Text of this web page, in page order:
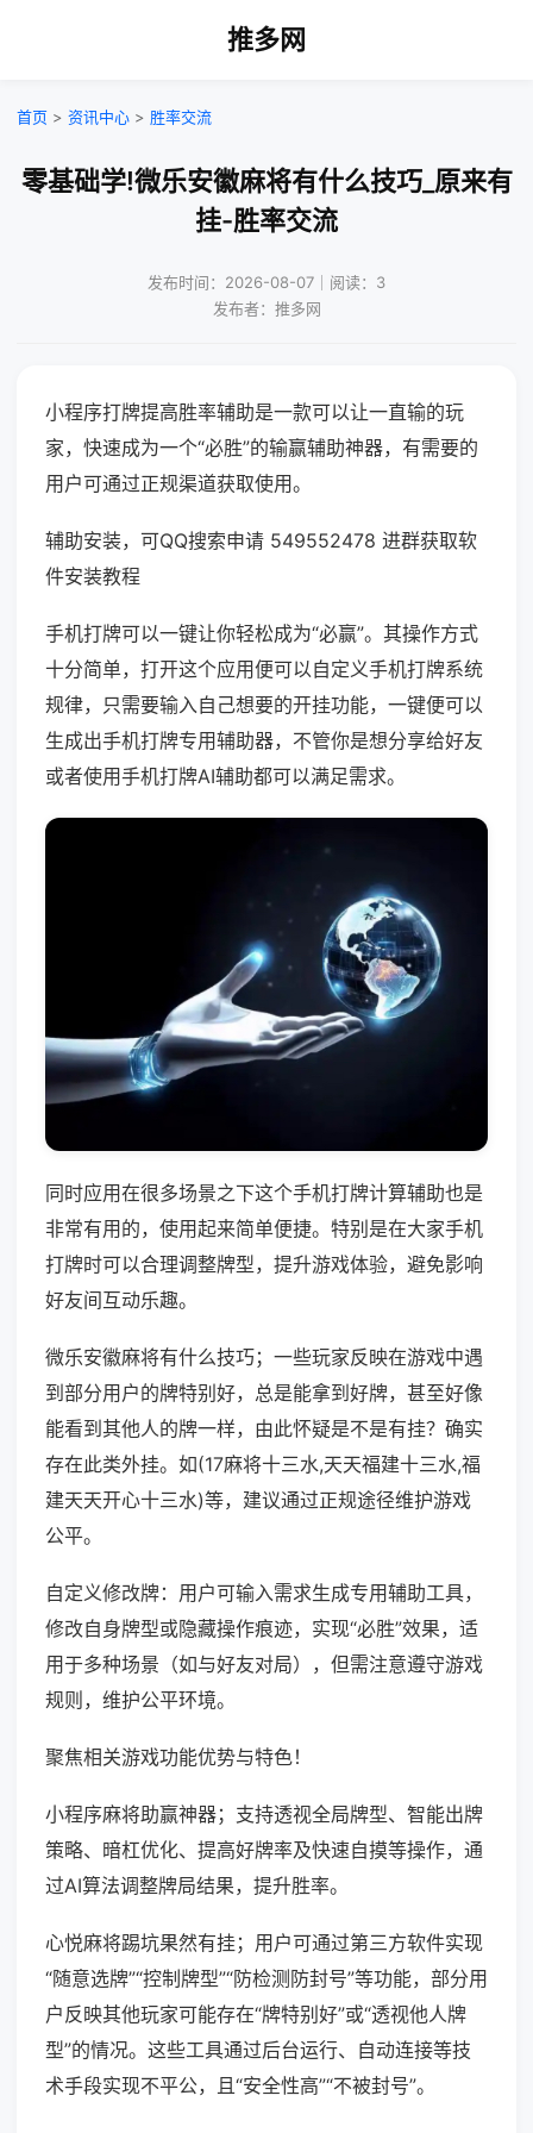
推多网
首页 > 资讯中心 > 胜率交流
零基础学!微乐安徽麻将有什么技巧_原来有
挂-胜率交流
发布时间：2026-08-07｜阅读：3
发布者：推多网
小程序打牌提高胜率辅助是一款可以让一直输的玩
家，快速成为一个“必胜”的输赢辅助神器，有需要的
用户可通过正规渠道获取使用。
辅助安装，可QQ搜索申请 549552478 进群获取软
件安装教程
手机打牌可以一键让你轻松成为“必赢”。其操作方式
十分简单，打开这个应用便可以自定义手机打牌系统
规律，只需要输入自己想要的开挂功能，一键便可以
生成出手机打牌专用辅助器，不管你是想分享给好友
或者使用手机打牌AI辅助都可以满足需求。
同时应用在很多场景之下这个手机打牌计算辅助也是
非常有用的，使用起来简单便捷。特别是在大家手机
打牌时可以合理调整牌型，提升游戏体验，避免影响
好友间互动乐趣。
微乐安徽麻将有什么技巧；一些玩家反映在游戏中遇
到部分用户的牌特别好，总是能拿到好牌，甚至好像
能看到其他人的牌一样，由此怀疑是不是有挂？确实
存在此类外挂。如(17麻将十三水,天天福建十三水,福
建天天开心十三水)等，建议通过正规途径维护游戏
公平。
自定义修改牌：用户可输入需求生成专用辅助工具，
修改自身牌型或隐藏操作痕迹，实现“必胜”效果，适
用于多种场景（如与好友对局），但需注意遵守游戏
规则，维护公平环境。
聚焦相关游戏功能优势与特色！
小程序麻将助赢神器；支持透视全局牌型、智能出牌
策略、暗杠优化、提高好牌率及快速自摸等操作，通
过AI算法调整牌局结果，提升胜率。
心悦麻将踢坑果然有挂；用户可通过第三方软件实现
“随意选牌”“控制牌型”“防检测防封号”等功能，部分用
户反映其他玩家可能存在“牌特别好”或“透视他人牌
型”的情况。这些工具通过后台运行、自动连接等技
术手段实现不平公，且“安全性高”“不被封号”。